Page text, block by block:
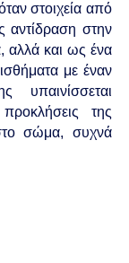
στοιχεία από
αντίδραση στην
αλλά και ως ένα
με έναν
της
σώμα, συχνά